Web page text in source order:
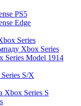
PS5
Edge
Series
Xbox Series
Series Model 1914
S/X
Xbox Series S